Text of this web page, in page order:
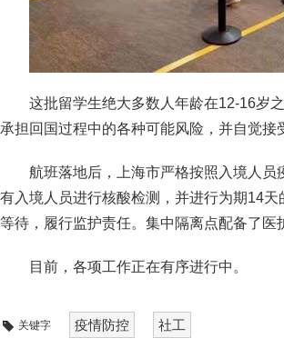
这批留学生绝大多数人年龄在12-16岁
承担回国过程中的各种可能风险，并自觉接
航班落地后，上海市严格按照入境人
有入境人员进行核酸检测，并进行为期14
等待，履行监护责任。集中隔离点配备了医
目前，各项工作正在有序进行中。
关键字 疫情防控 社工